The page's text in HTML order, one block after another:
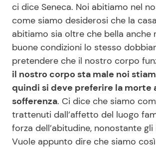
ci dice Seneca. Noi abitiamo nel
come siamo desiderosi che la
abitiamo sia oltre che bella anche
buone condizioni lo stesso
pretendere che il nostro corpo
il nostro corpo sta male noi
quindi si deve preferire la morte
sofferenza. Ci dice che siamo
trattenuti dall’affetto del luogo
forza dell’abitudine, nonostante
Vuole appunto dire che siamo